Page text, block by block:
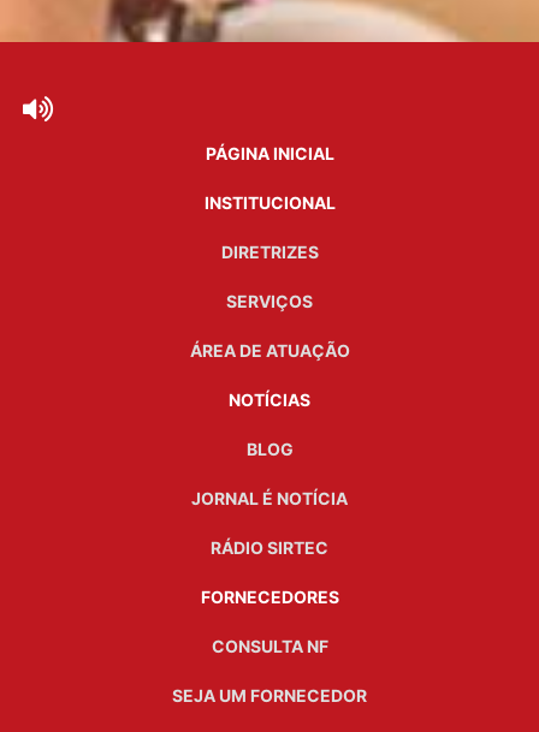
PÁGINA INICIAL
INSTITUCIONAL
DIRETRIZES
SERVIÇOS
ÁREA DE ATUAÇÃO
NOTÍCIAS
BLOG
JORNAL É NOTÍCIA
RÁDIO SIRTEC
FORNECEDORES
CONSULTA NF
SEJA UM FORNECEDOR